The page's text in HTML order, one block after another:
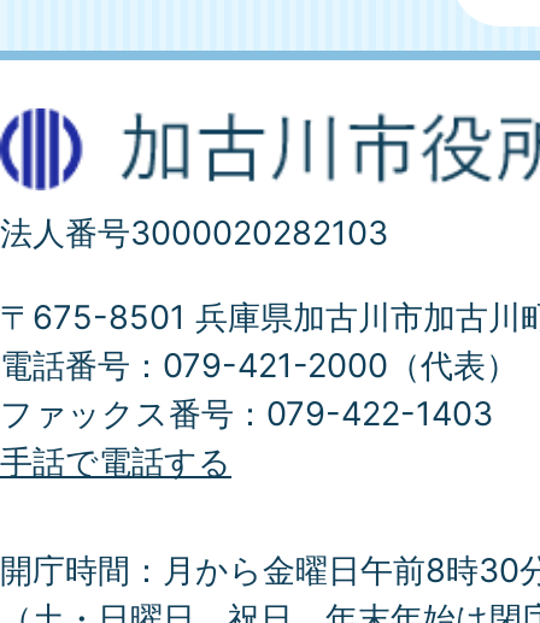
法人番号3000020282103
〒675-8501 兵庫県加古川市加古川
電話番号：079-421-2000（代表）
ファックス番号：079-422-1403
手話で電話する
開庁時間：月から金曜日午前8時30